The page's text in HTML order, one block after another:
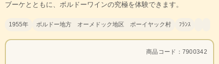
ブーケとともに、ボルドーワインの究極を体験できます。
1955年 ボルドー地方 オーメドック地区 ポーイヤック村 ﾌﾗﾝｽ
商品コード：7900342